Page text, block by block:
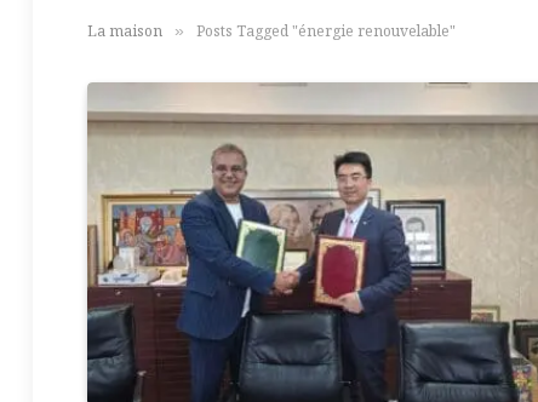
La maison » Posts Tagged "énergie renouvelable"